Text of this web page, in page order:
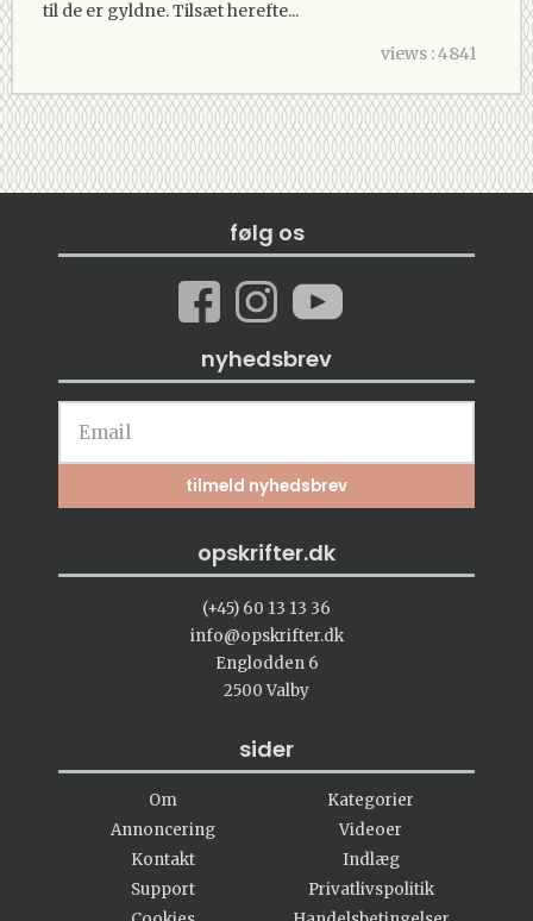
til de er gyldne. Tilsæt herefte...
views : 4841
følg os
nyhedsbrev
opskrifter.dk
(+45) 60 13 13 36
info@opskrifter.dk
Englodden 6
2500 Valby
sider
Om
Annoncering
Kontakt
Support
Kategorier
Videoer
Indlæg
Privatlivspolitik